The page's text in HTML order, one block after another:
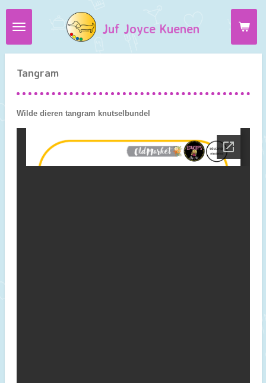
Ga
direct
de
Juf Joyce Kuenen
Tangram
Wilde dieren tangram knutselbundel